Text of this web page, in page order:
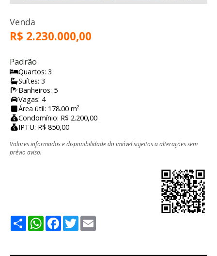
Venda
R$ 2.230.000,00
Padrão
Quartos: 3
Suítes: 3
Banheiros: 5
Vagas: 4
Área útil: 178.00 m²
Condomínio: R$ 2.200,00
IPTU: R$ 850,00
Valores informados e disponibilidade do imóvel sujeitos a alterações sem
prévio aviso.
ShareWhatsApp
Facebook
Twitter